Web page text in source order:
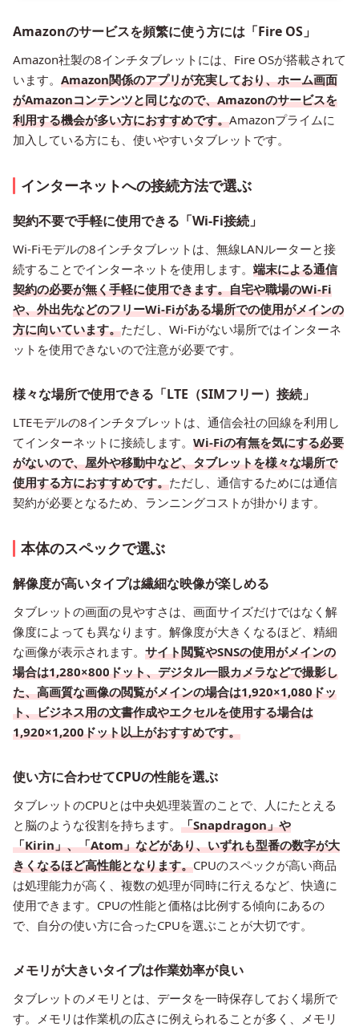
Amazonのサービスを頻繁に使う方には「Fire OS」
Amazon社製の8インチタブレットには、Fire OSが搭載されて
います。 Amazon関係のアプリが充実しており、ホーム画面
がAmazonコンテンツと同じなので、Amazonのサービスを
利用する機会が多い方におすすめです。Amazonプライムに
加入している方にも、使いやすいタブレットです。
インターネットへの接続方法で選ぶ
契約不要で手軽に使用できる「Wi-Fi接続」
Wi-Fiモデルの8インチタブレットは、無線LANルーターと接
続することでインターネットを使用します。 端末による通信
契約の必要が無く手軽に使用できます。自宅や職場のWi-Fi
や、外出先などのフリーWi-Fiがある場所での使用がメインの
方に向いています。ただし、Wi-Fiがない場所ではインターネ
ットを使用できないので注意が必要です。
様々な場所で使用できる「LTE（SIMフリー）接続」
LTEモデルの8インチタブレットは、通信会社の回線を利用し
てインターネットに接続します。 Wi-Fiの有無を気にする必要
がないので、屋外や移動中など、タブレットを様々な場所で
使用する方におすすめです。ただし、通信するためには通信
契約が必要となるため、ランニングコストが掛かります。
本体のスペックで選ぶ
解像度が高いタイプは繊細な映像が楽しめる
タブレットの画面の見やすさは、画面サイズだけではなく解
像度によっても異なります。解像度が大きくなるほど、精細
な画像が表示されます。 サイト閲覧やSNSの使用がメインの
場合は1,280×800ドット、デジタル一眼カメラなどで撮影し
た、高画質な画像の閲覧がメインの場合は1,920×1,080ドッ
ト、ビジネス用の文書作成やエクセルを使用する場合は
1,920×1,200ドット以上がおすすめです。
使い方に合わせてCPUの性能を選ぶ
タブレットのCPUとは中央処理装置のことで、人にたとえる
と脳のような役割を持ちます。 「Snapdragon」や
「Kirin」、「Atom」などがあり、いずれも型番の数字が大
きくなるほど高性能となります。CPUのスペックが高い商品
は処理能力が高く、複数の処理が同時に行えるなど、快適に
使用できます。CPUの性能と価格は比例する傾向にあるの
で、自分の使い方に合ったCPUを選ぶことが大切です。
メモリが大きいタイプは作業効率が良い
タブレットのメモリとは、データを一時保存しておく場所で
す。メモリは作業机の広さに例えられることが多く、メモリ